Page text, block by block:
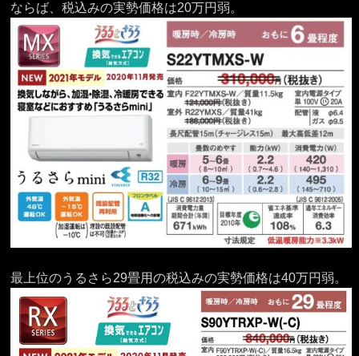
ならば、税込みの実勢価格は20万円弱。
最上位のうるさら29畳用の税込みの実勢価格は40万円弱。